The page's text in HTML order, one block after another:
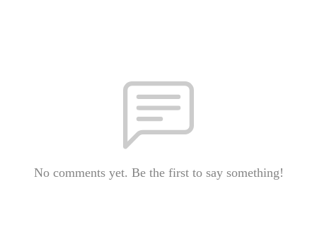
No comments yet. Be the first to say something!